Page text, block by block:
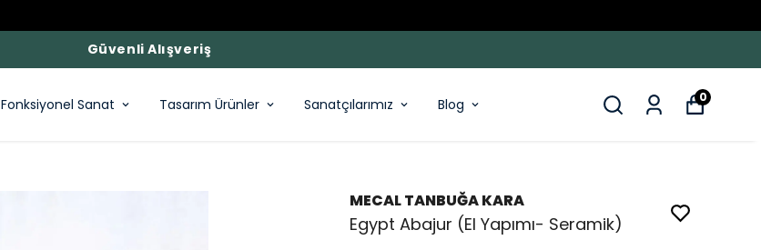
Güvenli Alışveriş
Fonksiyonel Sanat Tasarım Ürünler Sanatçılarımız Blog 0
MECAL TANBUĞA KARA
Egypt Abajur (El Yapımı- Seramik)